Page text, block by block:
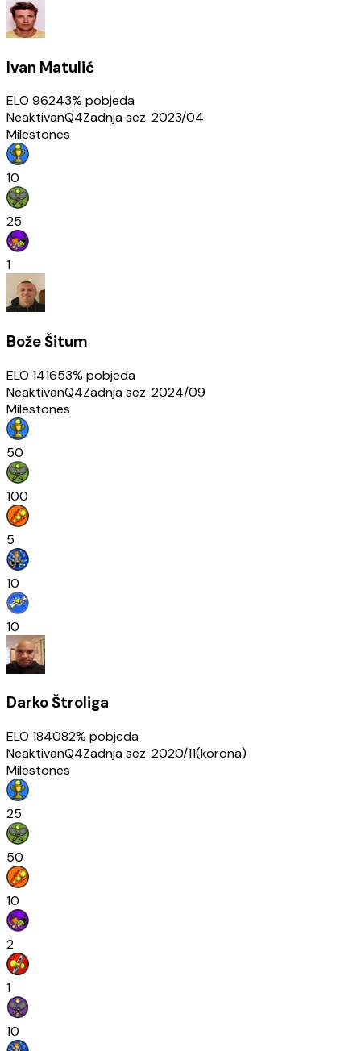
Ivan Matulić
ELO 96243% pobjeda
NeaktivanQ4Zadnja sez. 2023/04
Milestones
10
25
1
Bože Šitum
ELO 141653% pobjeda
NeaktivanQ4Zadnja sez. 2024/09
Milestones
50
100
5
10
10
Darko Štroliga
ELO 184082% pobjeda
NeaktivanQ4Zadnja sez. 2020/11(korona)
Milestones
25
50
10
2
1
10